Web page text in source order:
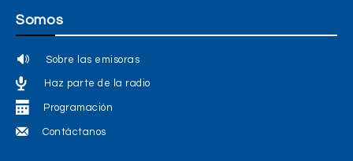
Somos
Sobre las emisoras
Haz parte de la radio
Programación
Contáctanos